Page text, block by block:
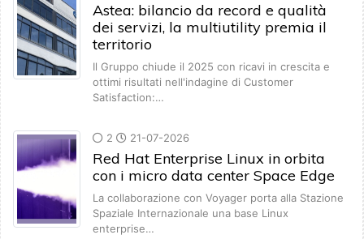
Astea: bilancio da record e qualità
dei servizi, la multiutility premia il
territorio
Il Gruppo chiude il 2025 con ricavi in crescita e
ottimi risultati nell'indagine di Customer
Satisfaction:…
2 21-07-2026
Red Hat Enterprise Linux in orbita
con i micro data center Space Edge
La collaborazione con Voyager porta alla Stazione
Spaziale Internazionale una base Linux
enterprise…